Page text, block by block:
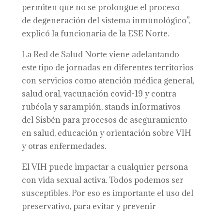
permiten que no se prolongue el proceso
de degeneración del sistema inmunológico”,
explicó la funcionaria de la ESE Norte.
La Red de Salud Norte viene adelantando
este tipo de jornadas en diferentes territorios
con servicios como atención médica general,
salud oral, vacunación covid-19 y contra
rubéola y sarampión, stands informativos
del Sisbén para procesos de aseguramiento
en salud, educación y orientación sobre VIH
y otras enfermedades.
El VIH puede impactar a cualquier persona
con vida sexual activa. Todos podemos ser
susceptibles. Por eso es importante el uso del
preservativo, para evitar y prevenir